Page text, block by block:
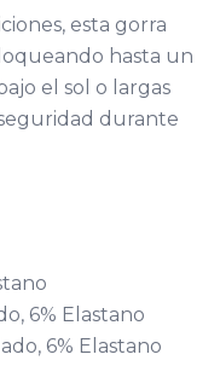
esta gorra
hasta un
el sol o largas
durante
6% Elastano
6% Elastano